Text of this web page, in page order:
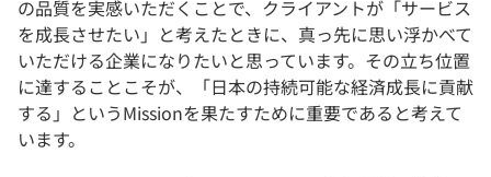
の品質を実感いただくことで、クライアントが「サービス
を成長させたい」と考えたときに、真っ先に思い浮かべて
いただける企業になりたいと思っています。その立ち位置
に達することこそが、「日本の持続可能な経済成長に貢献
する」というMissionを果たすために重要であると考えて
います。